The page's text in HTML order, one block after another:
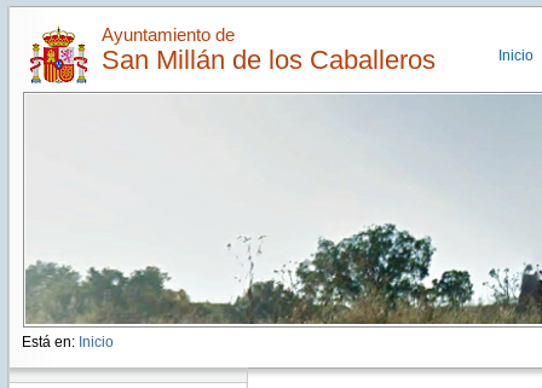
Ayuntamiento de
San Millán de los Caballeros Inicio
Está en: Inicio